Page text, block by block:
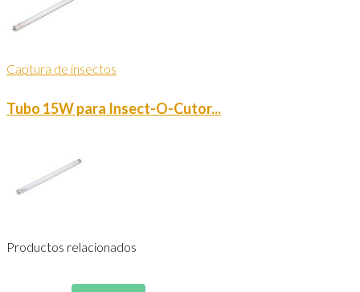
Captura de insectos
Tubo 15W para Insect-O-Cutor...
Productos relacionados